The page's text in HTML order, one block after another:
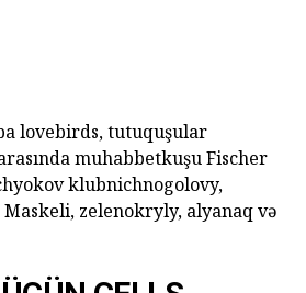
lovebirds, tutuquşular
muhabbetkuşu Fischer
klubnichnogolovy,
zelenokryly, alyanaq və